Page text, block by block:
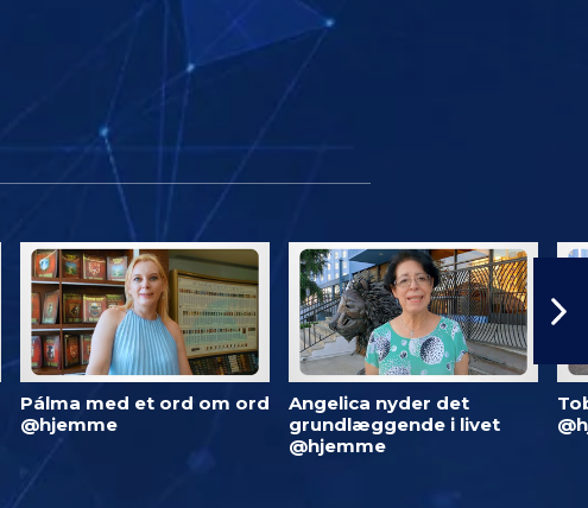
Pálma med et ord om ord
@hjemme
Angelica nyder det
grundlæggende i livet
@hjemme